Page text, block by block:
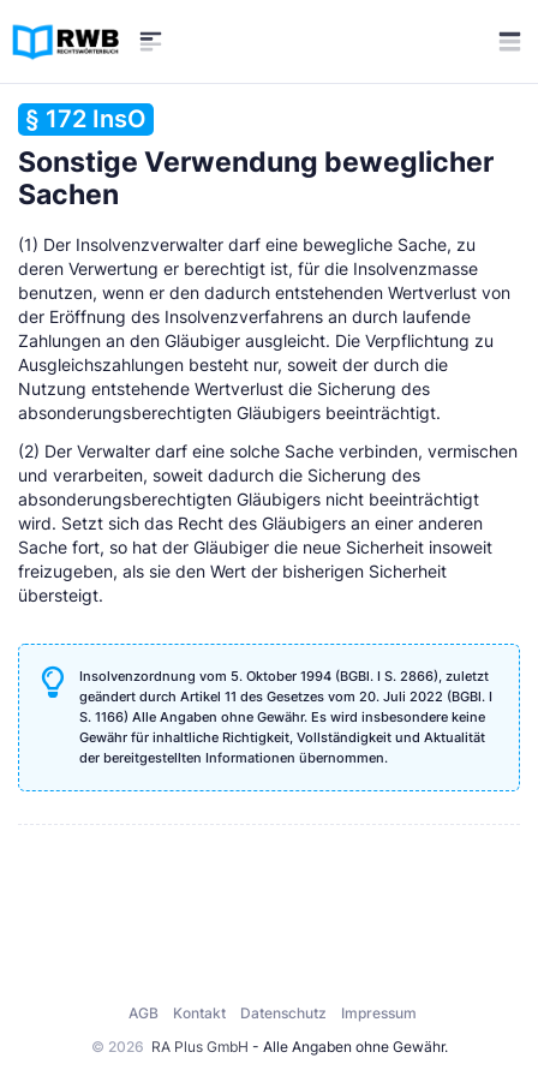
§ 172 InsO
Sonstige Verwendung beweglicher
Sachen
(1) Der Insolvenzverwalter darf eine bewegliche Sache, zu
deren Verwertung er berechtigt ist, für die Insolvenzmasse
benutzen, wenn er den dadurch entstehenden Wertverlust von
der Eröffnung des Insolvenzverfahrens an durch laufende
Zahlungen an den Gläubiger ausgleicht. Die Verpflichtung zu
Ausgleichszahlungen besteht nur, soweit der durch die
Nutzung entstehende Wertverlust die Sicherung des
absonderungsberechtigten Gläubigers beeinträchtigt.
(2) Der Verwalter darf eine solche Sache verbinden, vermischen
und verarbeiten, soweit dadurch die Sicherung des
absonderungsberechtigten Gläubigers nicht beeinträchtigt
wird. Setzt sich das Recht des Gläubigers an einer anderen
Sache fort, so hat der Gläubiger die neue Sicherheit insoweit
freizugeben, als sie den Wert der bisherigen Sicherheit
übersteigt.
Insolvenzordnung vom 5. Oktober 1994 (BGBl. I S. 2866), zuletzt
geändert durch Artikel 11 des Gesetzes vom 20. Juli 2022 (BGBl. I
S. 1166) Alle Angaben ohne Gewähr. Es wird insbesondere keine
Gewähr für inhaltliche Richtigkeit, Vollständigkeit und Aktualität
der bereitgestellten Informationen übernommen.
© 2026 RA Plus GmbH - Alle Angaben ohne Gewähr.
AGB Kontakt Datenschutz Impressum